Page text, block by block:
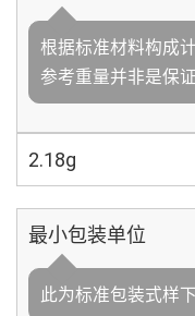
根据标准材料构成
参考重量并非是保
2.18g
最小包装单位
此为标准包装式样